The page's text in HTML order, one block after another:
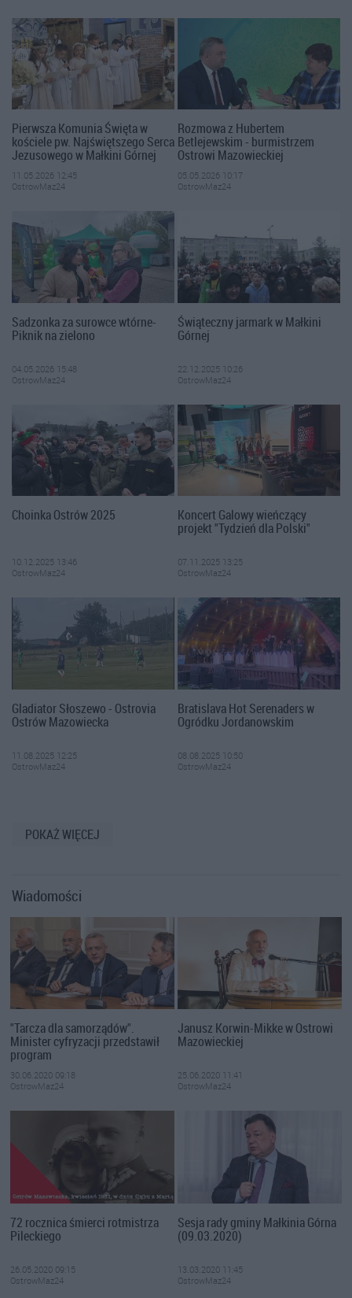
Pierwsza Komunia Święta w
kościele pw. Najświętszego Serca
Jezusowego w Małkini Górnej
11.05.2026 12:45
OstrowMaz24
Rozmowa z Hubertem
Betlejewskim - burmistrzem
Ostrowi Mazowieckiej
05.05.2026 10:17
OstrowMaz24
Sadzonka za surowce wtórne-
Piknik na zielono
04.05.2026 15:48
OstrowMaz24
Świąteczny jarmark w Małkini
Górnej
22.12.2025 10:26
OstrowMaz24
Choinka Ostrów 2025
10.12.2025 13:46
OstrowMaz24
Koncert Galowy wieńczący
projekt "Tydzień dla Polski"
07.11.2025 13:25
OstrowMaz24
Gladiator Słoszewo - Ostrovia
Ostrów Mazowiecka
11.08.2025 12:25
OstrowMaz24
Bratislava Hot Serenaders w
Ogródku Jordanowskim
08.08.2025 10:50
OstrowMaz24
POKAŻ WIĘCEJ
Wiadomości
"Tarcza dla samorządów".
Minister cyfryzacji przedstawił
program
30.06.2020 09:18
OstrowMaz24
Janusz Korwin-Mikke w Ostrowi
Mazowieckiej
25.06.2020 11:41
OstrowMaz24
72 rocznica śmierci rotmistrza
Pileckiego
26.05.2020 09:15
OstrowMaz24
Sesja rady gminy Małkinia Górna
(09.03.2020)
13.03.2020 11:45
OstrowMaz24